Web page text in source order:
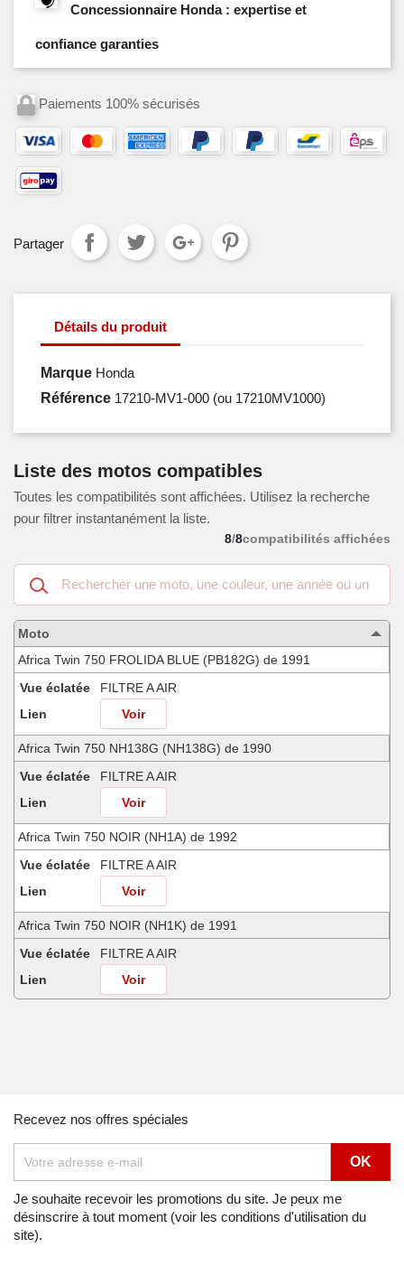
Concessionnaire Honda : expertise et
confiance garanties
Paiements 100% sécurisés
Partager
Détails du produit
Marque Honda
Référence 17210-MV1-000 (ou 17210MV1000)
Liste des motos compatibles
Toutes les compatibilités sont affichées. Utilisez la recherche
pour filtrer instantanément la liste.
8/8compatibilités affichées
Recherche
dans
les
motos
compatibles
Moto
Africa Twin 750 FROLIDA BLUE (PB182G) de 1991
Vue éclatée
FILTRE A AIR
Lien
Voir
Africa Twin 750 NH138G (NH138G) de 1990
Vue éclatée
FILTRE A AIR
Lien
Voir
Africa Twin 750 NOIR (NH1A) de 1992
Vue éclatée
FILTRE A AIR
Lien
Voir
Africa Twin 750 NOIR (NH1K) de 1991
Vue éclatée
FILTRE A AIR
Lien
Voir
FILTRE A AIR
Lien
Voir
Africa Twin 750 SHASTA WHITE (NH138H) de 1992
Vue éclatée
FILTRE A AIR
Lien
Recevez nos offres spéciales
Je souhaite recevoir les promotions du site. Je peux me
désinscrire à tout moment (voir les conditions d'utilisation du
site).